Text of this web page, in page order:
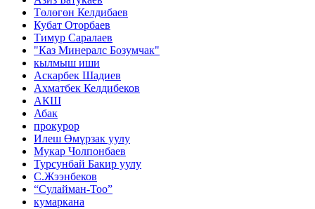
Төлөгөн Келдибаев
Кубат Оторбаев
Тимур Саралаев
"Каз Минералс Бозумчак"
кылмыш иши
Аскарбек Шадиев
Ахматбек Келдибеков
АКШ
Абак
прокурор
Илеш Өмүрзак уулу
Мукар Чолпонбаев
Турсунбай Бакир уулу
С.Жээнбеков
“Сулайман-Тоо”
кумаркана